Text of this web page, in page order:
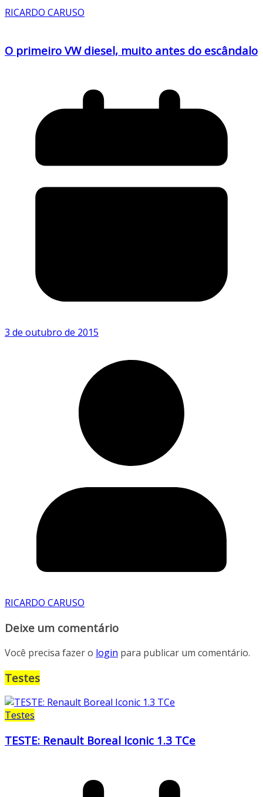
RICARDO CARUSO
O primeiro VW diesel, muito antes do escândalo
3 de outubro de 2015
RICARDO CARUSO
Deixe um comentário
Você precisa fazer o login para publicar um comentário.
Testes
Testes
TESTE: Renault Boreal Iconic 1.3 TCe